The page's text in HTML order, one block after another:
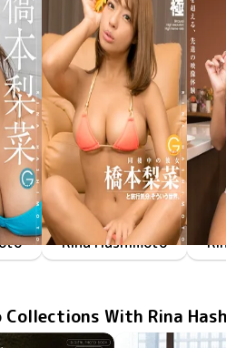
褐色肌のグラビアアイドルと運動したりお風呂に入ったりする幸せな日常、そんな世界。
Rina Hashimoto
同棲中の彼女と旅行気分、そういう世界
FAKWM-014
Mar 22 2019
Collections With Rina